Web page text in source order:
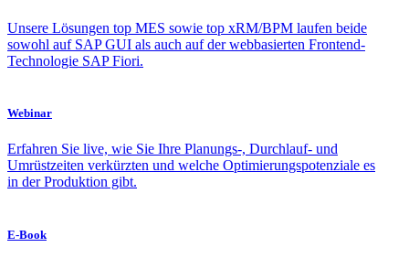
Unsere Lösungen top MES sowie top xRM/BPM laufen beide
sowohl auf SAP GUI als auch auf der webbasierten Frontend-
Technologie SAP Fiori.
Webinar
Erfahren Sie live, wie Sie Ihre Planungs-, Durchlauf- und
Umrüstzeiten verkürzten und welche Optimierungspotenziale es
in der Produktion gibt.
E-Book